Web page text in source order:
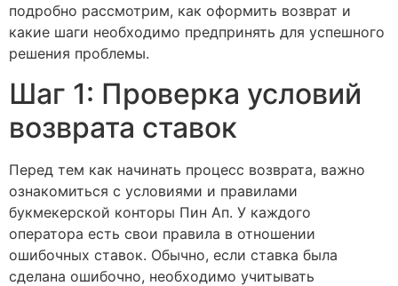
подробно рассмотрим, как оформить возврат и
какие шаги необходимо предпринять для успешного
решения проблемы.
Шаг 1: Проверка условий
возврата ставок
Перед тем как начинать процесс возврата, важно
ознакомиться с условиями и правилами
букмекерской конторы Пин Ап. У каждого
оператора есть свои правила в отношении
ошибочных ставок. Обычно, если ставка была
сделана ошибочно, необходимо учитывать